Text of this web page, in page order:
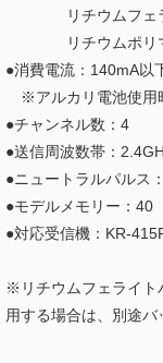
リチウムフェラ
リチウムポリマ
●消費電流：140mA以
※アルカリ電池使用
●チャンネル数：4
●送信周波数帯：
●ニュートラルパルス
●モデルメモリー：40
●対応受信機：KR-
※リチウムフェライト
用する場合は、別途バ